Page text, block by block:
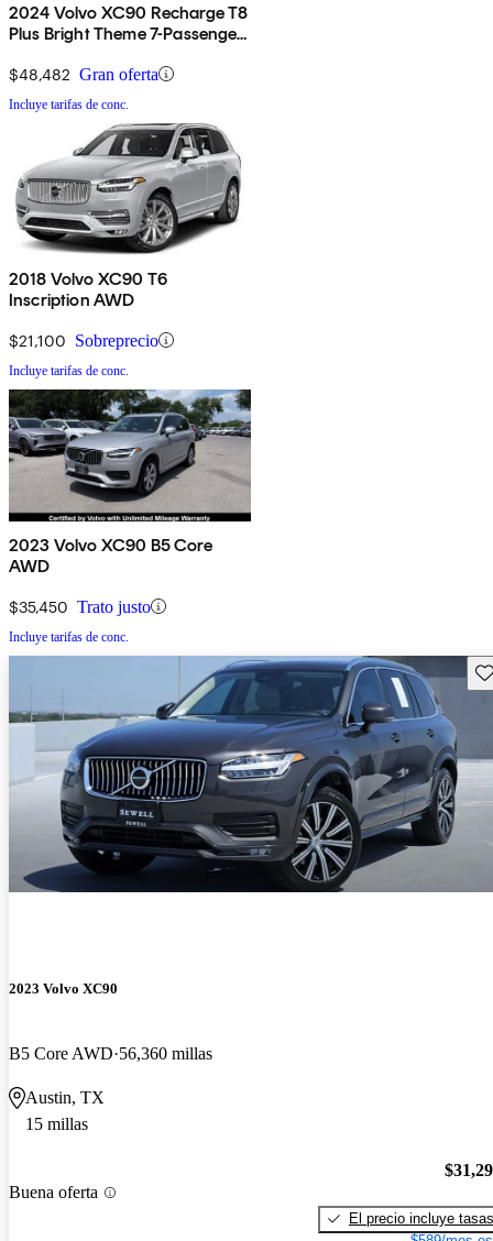
2024 Volvo XC90 Recharge T8
Plus Bright Theme 7-Passenger
$48,482 Gran oferta
Incluye tarifas de conc.
2018 Volvo XC90 T6
Inscription AWD
$21,100 Sobreprecio
Incluye tarifas de conc.
2023 Volvo XC90 B5 Core
AWD
$35,450 Trato justo
Incluye tarifas de conc.
2023 Volvo XC90
B5 Core AWD 56,360 millas
Austin, TX
15 millas
Buena oferta
El precio incluye tasas